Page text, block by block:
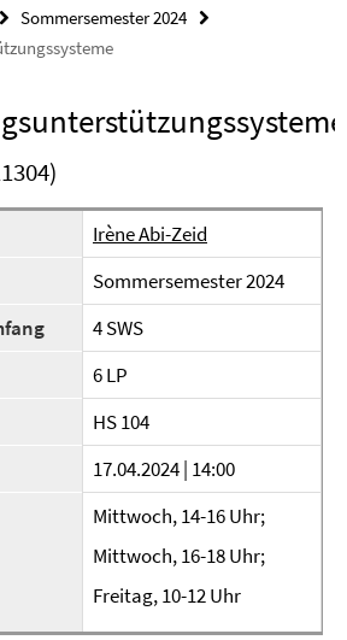
Sommersemester 2024
Irène Abi-Zeid
Sommersemester 2024
4 SWS
6 LP
HS 104
17.04.2024 | 14:00
Mittwoch, 14-16 Uhr;
Mittwoch, 16-18 Uhr;
Freitag, 10-12 Uhr